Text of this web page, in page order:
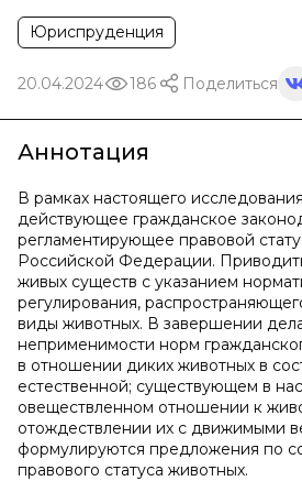
Юриспруденция
20.04.2024 186 Поделиться
Аннотация
В рамках настоящего
действующее гражданское
регламентирующее правовой
Российской Федерации.
живых существ с указанием
регулирования,
виды животных. В завершении
неприменимости норм
в отношении диких животных в
естественной; существующем в
овеществленном отношении к
отождествлении их с движимыми
формулируются предложения по
правового статуса животных.